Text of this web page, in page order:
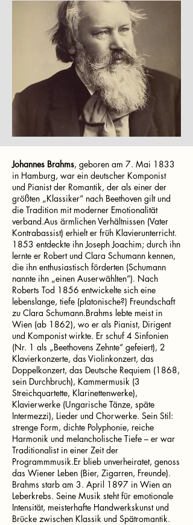
Johannes Brahms, geboren am 7. Mai 1833
in Hamburg, war ein deutscher Komponist
und Pianist der Romantik, der als einer der
größten „Klassiker“ nach Beethoven gilt und
die Tradition mit moderner Emotionalität
verband.Aus ärmlichen Verhältnissen (Vater
Kontrabassist) erhielt er früh Klavierunterricht.
1853 entdeckte ihn Joseph Joachim; durch ihn
lernte er Robert und Clara Schumann kennen,
die ihn enthusiastisch förderten (Schumann
nannte ihn „einen Auserwählten“). Nach
Roberts Tod 1856 entwickelte sich eine
lebenslange, tiefe (platonische?) Freundschaft
zu Clara Schumann.Brahms lebte meist in
Wien (ab 1862), wo er als Pianist, Dirigent
und Komponist wirkte. Er schuf 4 Sinfonien
(Nr. 1 als „Beethovens Zehnte“ gefeiert), 2
Klavierkonzerte, das Violinkonzert, das
Doppelkonzert, das Deutsche Requiem (1868,
sein Durchbruch), Kammermusik (3
Streichquartette, Klarinettenwerke),
Klavierwerke (Ungarische Tänze, späte
Intermezzi), Lieder und Chorwerke. Sein Stil:
strenge Form, dichte Polyphonie, reiche
Harmonik und melancholische Tiefe – er war
Traditionalist in einer Zeit der
Programmmusik.Er blieb unverheiratet, genoss
das Wiener Leben (Bier, Zigarren, Freunde).
Brahms starb am 3. April 1897 in Wien an
Leberkrebs. Seine Musik steht für emotionale
Intensität, meisterhafte Handwerkskunst und
Brücke zwischen Klassik und Spätromantik.